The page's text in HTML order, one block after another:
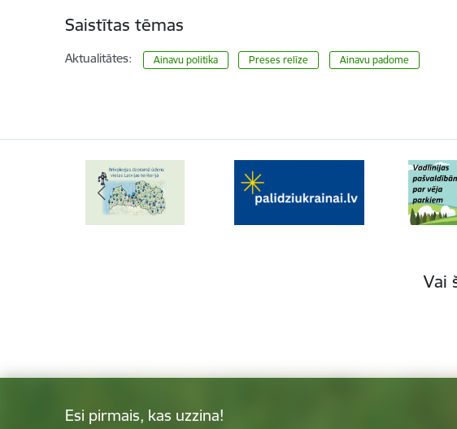
Saistītas tēmas
Aktualitātes: Ainavu politika Preses relīze Ainavu padome
Vai
Esi pirmais, kas uzzina!